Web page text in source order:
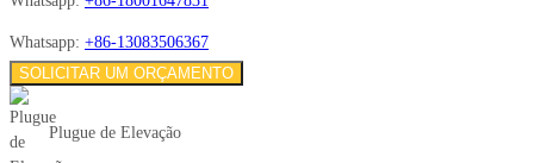
Whatsapp: +86-13083506367
SOLICITAR UM ORÇAMENTO
Plugue de Elevação